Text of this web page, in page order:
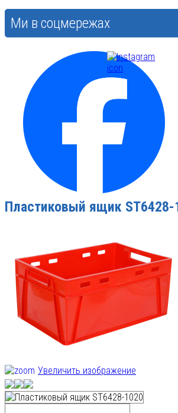
Ми в соцмережах
Пластиковый ящик ST6428-
Увеличить изображение